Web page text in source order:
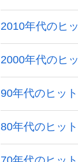
2010年代のヒ
2000年代のヒ
90年代のヒッ
80年代のヒッ